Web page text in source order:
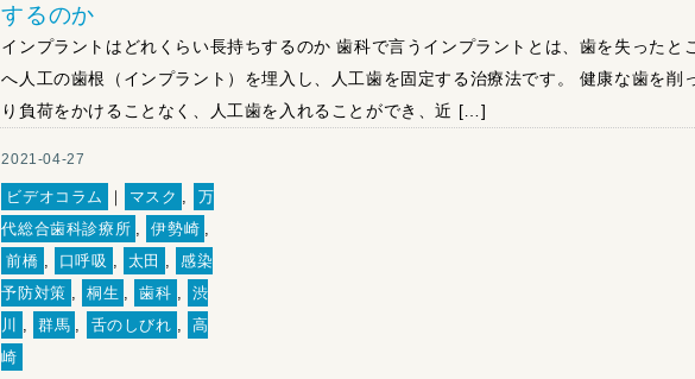
するのか
インプラントはどれくらい長持ちするのか 歯科で言うインプラントとは、歯を失ったと
へ人工の歯根（インプラント）を埋入し、人工歯を固定する治療法です。 健康な歯を削
り負荷をかけることなく、人工歯を入れることができ、近 […]
2021-04-27
ビデオコラム ｜ マスク
万
代総合歯科診療所
伊勢崎
前橋
口呼吸 太田
感染
予防対策
桐生 歯科
渋
川
群馬 舌のしびれ
高
崎